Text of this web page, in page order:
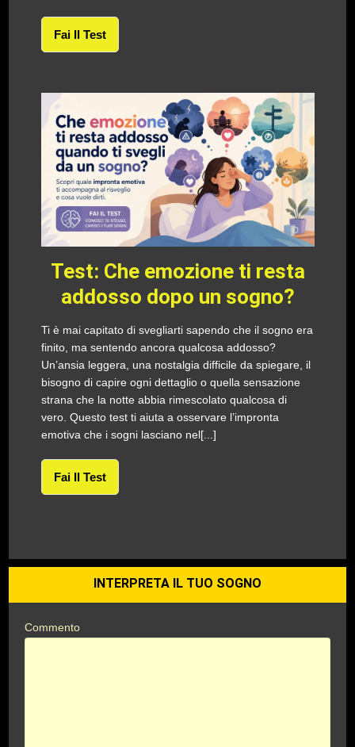
Fai Il Test
Test: Che emozione ti resta
addosso dopo un sogno?
Ti è mai capitato di svegliarti sapendo che il sogno era
finito, ma sentendo ancora qualcosa addosso?
Un’ansia leggera, una nostalgia difficile da spiegare, il
bisogno di capire ogni dettaglio o quella sensazione
strana che la notte abbia rimescolato qualcosa di
vero. Questo test ti aiuta a osservare l’impronta
emotiva che i sogni lasciano nel[...]
Fai Il Test
INTERPRETA IL TUO SOGNO
Commento